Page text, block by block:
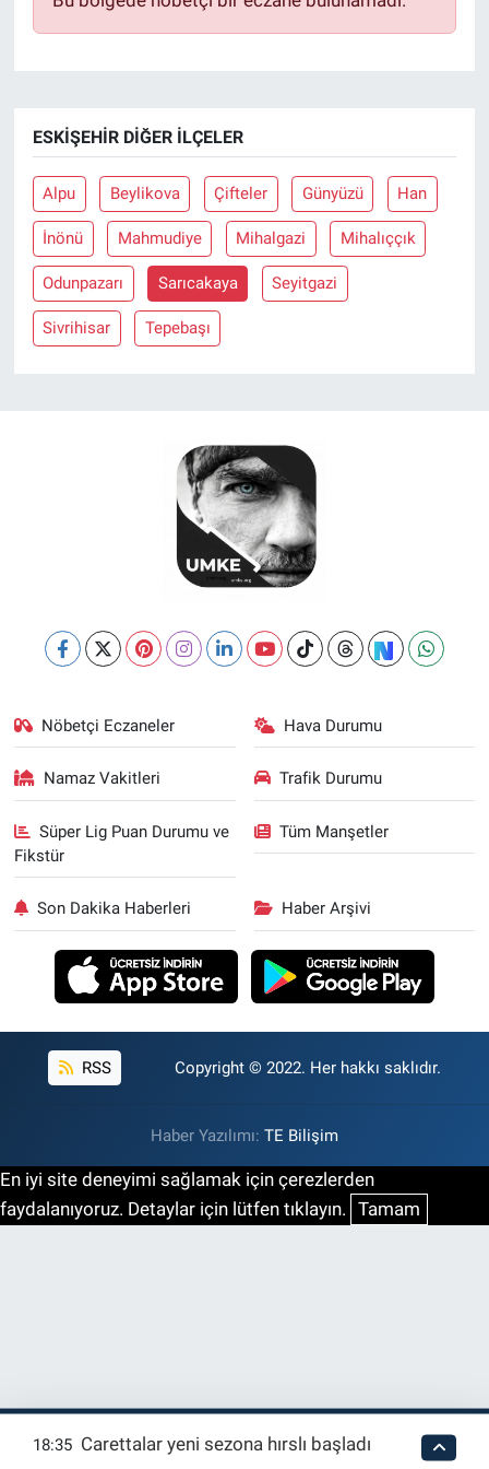
ESKIŞEHIR DIĞER İLÇELER
Alpu Beylikova Çifteler Günyüzü Han
İnönü Mahmudiye Mihalgazi Mihalıççık
Odunpazarı Sarıcakaya Seyitgazi
Sivrihisar Tepebaşı
Nöbetçi Eczaneler Hava Durumu
Namaz Vakitleri Trafik Durumu
Süper Lig Puan Durumu ve
Fikstür
Tüm Manşetler
Son Dakika Haberleri Haber Arşivi
RSS Copyright © 2022. Her hakkı saklıdır.
Haber Yazılımı: TE Bilişim
En iyi site deneyimi sağlamak için çerezlerden
faydalanıyoruz. Detaylar için lütfen tıklayın. Tamam
18:35 Carettalar yeni sezona hırslı başladı